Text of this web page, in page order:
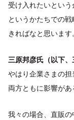
受け入れたいとい
というかたちでの
きればなと思います
三原邦彦氏（以下、
やはり企業さまの担
両方ともに影響があ
我々の場合、直販